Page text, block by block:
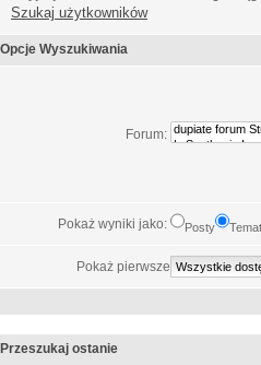
Szukaj użytkowników
Opcje Wyszukiwania
Forum:
Pokaż wyniki jako: Posty
Pokaż pierwsze
Przeszukaj ostanie